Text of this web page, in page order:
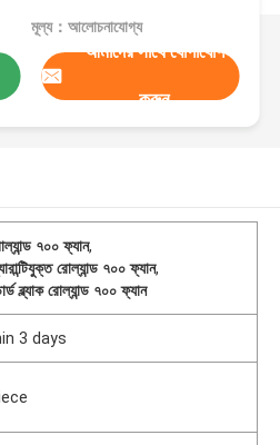
মূল্য：আলোচনাযোগ্য
আমাদের সাথে যোগাযোগ
করুন
৭০০ ফ্যান,
রোল্যান্ড ৭০০ ফ্যান,
ব্ল্যাক রোল্যান্ড ৭০০ ফ্যান
3 days